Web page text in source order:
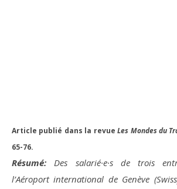
Article publié dans la revueLes Mondes du
65-76.
Résumé: Des salarié·e·s de trois
l’Aéroport international de Genève